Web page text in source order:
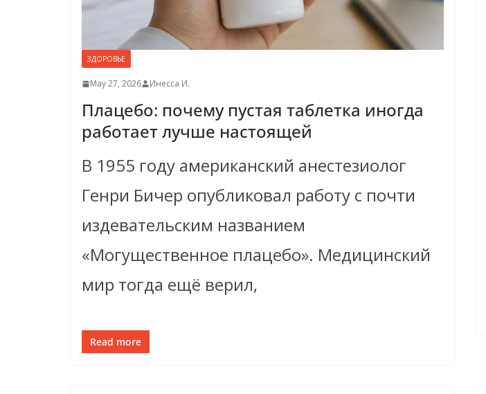
ЗДОРОВЬЕ
May 27, 2026 Инесса И.
Плацебо: почему пустая таблетка иногда
работает лучше настоящей
В 1955 году американский анестезиолог
Генри Бичер опубликовал работу с почти
издевательским названием
«Могущественное плацебо». Медицинский
мир тогда ещё верил,
Read more